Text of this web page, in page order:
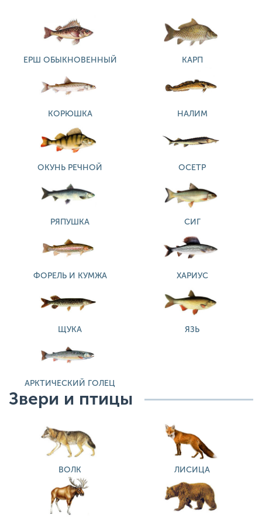
ЕРШ ОБЫКНОВЕННЫЙ КАРП
КОРЮШКА НАЛИМ
ОКУНЬ РЕЧНОЙ ОСЕТР
РЯПУШКА СИГ
ФОРЕЛЬ И КУМЖА ХАРИУС
ЩУКА ЯЗЬ
АРКТИЧЕСКИЙ ГОЛЕЦ
Звери и птицы
ВОЛК ЛИСИЦА